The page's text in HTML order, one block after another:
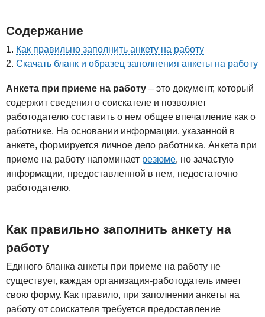
Содержание
Как правильно заполнить анкету на работу
Скачать бланк и образец заполнения анкеты на работу
Анкета при приеме на работу – это документ, который
содержит сведения о соискателе и позволяет
работодателю составить о нем общее впечатление как о
работнике. На основании информации, указанной в
анкете, формируется личное дело работника. Анкета при
приеме на работу напоминает резюме, но зачастую
информации, предоставленной в нем, недостаточно
работодателю.
Как правильно заполнить анкету на
работу
Единого бланка анкеты при приеме на работу не
существует, каждая организация-работодатель имеет
свою форму. Как правило, при заполнении анкеты на
работу от соискателя требуется предоставление